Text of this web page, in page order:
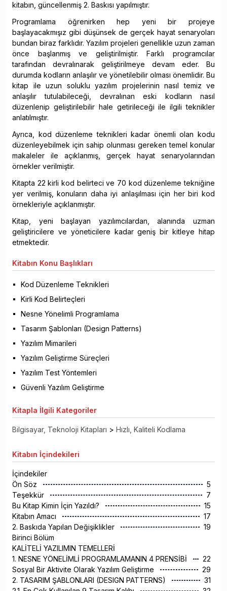
kitabın, güncellenmiş 2. Baskısı yapılmıştır.
Programlama öğrenirken hep yeni bir projeye
başlayacakmışız gibi düşünsek de gerçek hayat senaryoları
bundan biraz farklıdır. Yazılım projeleri genellikle uzun zaman
önce başlanmış ve geliştirilmiştir. Farklı programcılar
tarafından devralınarak geliştirilmeye devam eder. Bu
durumda kodların anlaşılır ve yönetilebilir olması önemlidir. Bu
kitap ile uzun soluklu yazılım projelerinin nasıl temiz ve
anlaşılır tutulabileceği, devralınan eski kodların nasıl
düzenlenip geliştirilebilir hale getirileceği ile ilgili teknikler
anlatılmıştır.
Ayrıca, kod düzenleme teknikleri kadar önemli olan kodu
düzenleyebilmek için sahip olunması gereken temel konular
makaleler ile açıklanmış, gerçek hayat senaryolarından
örnekler verilmiştir.
Kitapta 22 kirli kod belirteci ve 70 kod düzenleme tekniğine
yer verilmiş, konuların daha iyi anlaşılması için her biri kod
örnekleriyle açıklanmıştır.
Kitap, yeni başlayan yazılımcılardan, alanında uzman
geliştiricilere ve yöneticilere kadar geniş bir kitleye hitap
etmektedir.
Kitabın Konu Başlıkları
Kod Düzenleme Teknikleri
Kirli Kod Belirteçleri
Nesne Yönelimli Programlama
Tasarım Şablonları (Design Patterns)
Yazılım Mimarileri
Yazılım Geliştirme Süreçleri
Yazılım Test Yöntemleri
Güvenli Yazılım Geliştirme
Kitapla İlgili Kategoriler
Bilgisayar, Teknoloji Kitapları > Hızlı, Kaliteli Kodlama
Kitabın İçindekileri
İçindekiler
Ön Söz
5
Teşekkür
7
Bu Kitap Kimin İçin Yazıldı?
15
Kitabın Amacı
17
2. Baskıda Yapılan Değişiklikler
19
Birinci Bölüm
KALİTELİ YAZILIMIN TEMELLERİ
1. NESNE YÖNELİMLİ PROGRAMLAMANIN 4 PRENSİBİ
22
Sosyal Bir Aktivite Olarak Yazılım Geliştirme
29
2. TASARIM ŞABLONLARI (DESIGN PATTERNS)
31